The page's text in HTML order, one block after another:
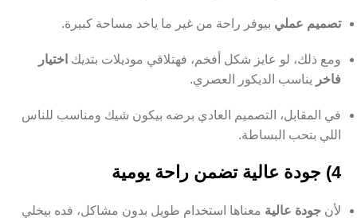
تصميم عملي بيوفر راحة من غير ما ياخد مساحة كبيرة.
ومع ذلك، لو عايز شكل أفخم، فهتلاقي موديلات بتديك اختيار
فاخر يناسب الديكور العصري.
في المقابل، التصميم العادي برضه بيكون شيك ومناسب للناس
اللي بتحب البساطة.
4) جودة عالية تضمن راحة يومية
لأن جودة عالية معناها استخدام طويل بدون مشاكل، فده بيخلي